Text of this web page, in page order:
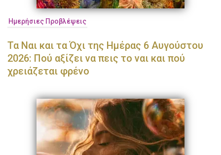
Ημερήσιες Προβλέψεις
Τα Ναι και τα Όχι της Ημέρας 6 Αυγούστου
2026: Πού αξίζει να πεις το ναι και πού
χρειάζεται φρένο